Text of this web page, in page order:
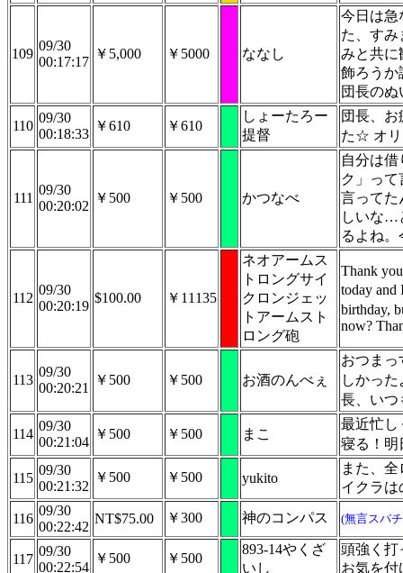
109
09/30
00:17:17
￥5,000 ￥5000 ななし
今日は急
た、すみ
みと共に
飾ろうか
団長の
110
09/30
00:18:33
￥610 ￥610
しょーたろー
提督
団長、
た☆ オリ
111
09/30
00:20:02
￥500 ￥500 かつなべ
自分は
ク」っ
言ってた
しいな…
るよね
112
09/30
00:20:19
$100.00 ￥11135
ネオアームス
トロングサイ
クロンジェッ
トアームスト
ロング砲
Thank
today and
birthday,
now?
113
09/30
00:20:21
￥500 ￥500 お酒のんべぇ
おつまっ
しかっ
長、いつ
114
09/30
00:21:04
￥500 ￥500 まこ
最近忙し
寝る！明
115
09/30
00:21:32
￥500 ￥500 yukito
また、
イクラは
116
09/30
00:22:42
NT$75.00 ￥300 神のコンパス (無言スパ
117
09/30
00:22:54
￥500 ￥500
893-14やくざ
いし
頭強く
お気を付